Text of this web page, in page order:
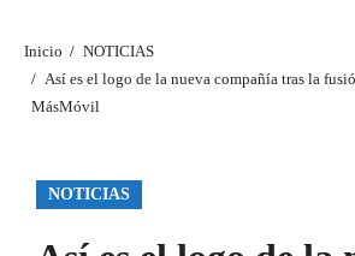
Inicio
NOTICIAS
Así es el logo de la nueva compañía tras la
MásMóvil
NOTICIAS